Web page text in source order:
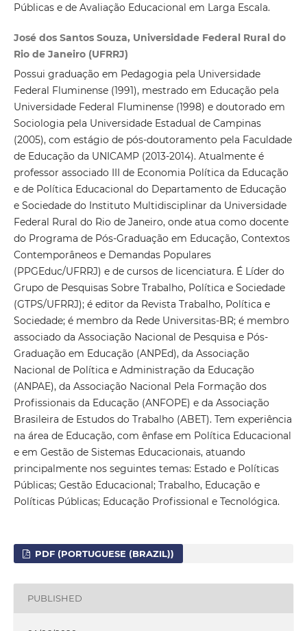
Públicas e de Avaliação Educacional em Larga Escala.
José dos Santos Souza, Universidade Federal Rural do
Rio de Janeiro (UFRRJ)
Possui graduação em Pedagogia pela Universidade
Federal Fluminense (1991), mestrado em Educação pela
Universidade Federal Fluminense (1998) e doutorado em
Sociologia pela Universidade Estadual de Campinas
(2005), com estágio de pós-doutoramento pela Faculdade
de Educação da UNICAMP (2013-2014). Atualmente é
professor associado III de Economia Política da Educação
e de Política Educacional do Departamento de Educação
e Sociedade do Instituto Multidisciplinar da Universidade
Federal Rural do Rio de Janeiro, onde atua como docente
do Programa de Pós-Graduação em Educação, Contextos
Contemporâneos e Demandas Populares
(PPGEduc/UFRRJ) e de cursos de licenciatura. É Líder do
Grupo de Pesquisas Sobre Trabalho, Política e Sociedade
(GTPS/UFRRJ); é editor da Revista Trabalho, Política e
Sociedade; é membro da Rede Universitas-BR; é membro
associado da Associação Nacional de Pesquisa e Pós-
Graduação em Educação (ANPEd), da Associação
Nacional de Política e Administração da Educação
(ANPAE), da Associação Nacional Pela Formação dos
Profissionais da Educação (ANFOPE) e da Associação
Brasileira de Estudos do Trabalho (ABET). Tem experiência
na área de Educação, com ênfase em Política Educacional
e em Gestão de Sistemas Educacionais, atuando
principalmente nos seguintes temas: Estado e Políticas
Públicas; Gestão Educacional; Trabalho, Educação e
Políticas Públicas; Educação Profissional e Tecnológica.
PDF (PORTUGUESE (BRAZIL))
PUBLISHED